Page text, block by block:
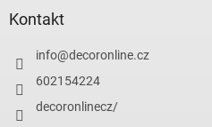
Kontakt
info@decoronline.cz
602154224
decoronlinecz/